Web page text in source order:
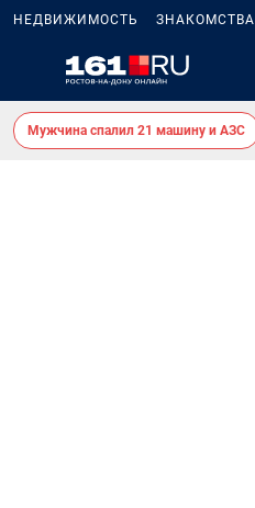
НЕДВИЖИМОСТЬ ЗНАКОМСТВА
Мужчина спалил 21 машину и АЗС